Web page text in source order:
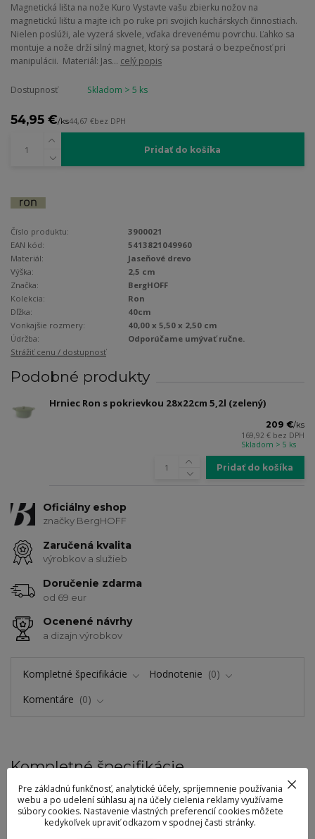
Magnetická lišta na nože Kuro Vystavte vašu zbierku nožov na
magnetickú lištu a majte ich po ruke pri svojich kuchárskych činnostiach.
Nielen poslúži, ale vyzerá skvele, vďaka drevenému povrchu. Ľahko sa
montuje a nože drží silný magnet, ktorý sa postará o bezpečnosť pri
manipulácii. Materiál: Jas... celý popis
Dostupnosť Skladom > 5 ks
54,95 €/ks44,67 €bez DPH
Pridať do košíka
Číslo produktu:
3900021
EAN kód:
5413821049960
Materiál:
Jaseňové drevo
Výška:
2,5 cm
Značka:
BergHOFF
Kolekcia:
Ron
Dľžka:
40cm
Vonkajšie rozmery:
40,00 x 5,50 x 2,50 cm
Údržba:
Odporúčame umývať ručne.
Strážiť cenu / dostupnosť
Podobné produkty
Hrniec Ron s pokrievkou 28x22cm 5,2l (zelený)
209 €/ks
169,92 € bez DPH
Skladom > 5 ks
Pridať do košíka
Oficiálny eshop
značky BergHOFF
Zaručená kvalita
výrobkov a služieb
Doručenie zdarma
od 69 eur
Ocenené návrhy
a dizajn výrobkov
Kompletné špecifikácie Hodnotenie
0
Komentáre
0
Kompletné špecifikácie
Magnetická lišta na nože Kuro
Vystavte vašu zbierku nožov na magnetickú lištu a majte ich po ruke
Pre základnú funkčnosť, analytické účely, spríjemnenie používania
webu a po udelení súhlasu aj na účely cielenia reklamy využívame
súbory cookies. Nastavenie vlastných preferencií cookies môžete
kedykoľvek upraviť odkazom v spodnej časti stránky.